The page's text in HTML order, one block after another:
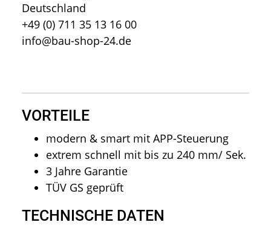
Deutschland
+49 (0) 711 35 13 16 00
info@bau-shop-24.de
VORTEILE
modern & smart mit APP-Steuerung
extrem schnell mit bis zu 240 mm/ Sek.
3 Jahre Garantie
TÜV GS geprüft
TECHNISCHE DATEN